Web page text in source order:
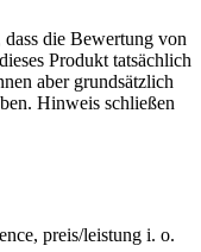
die Bewertung von
Produkt tatsächlich
aber grundsätzlich
Hinweis schließen
preis/leistung i. o.